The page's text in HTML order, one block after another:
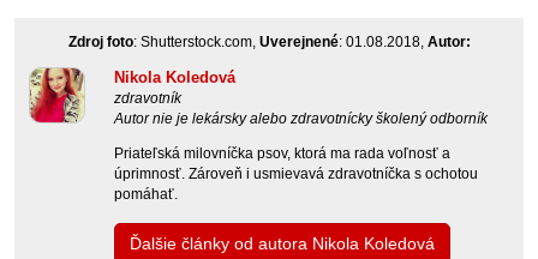
Zdroj foto: Shutterstock.com, Uverejnené: 01.08.2018, Autor:
Nikola Koledová
zdravotník
Autor nie je lekársky alebo zdravotnícky školený odborník
Priateľská milovníčka psov, ktorá ma rada voľnosť a
úprimnosť. Zároveň i usmievavá zdravotníčka s ochotou
pomáhať.
Ďalšie články od autora Nikola Koledová